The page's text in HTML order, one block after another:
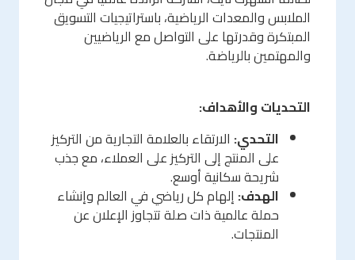
الملابس والمعدات الرياضية، باستراتيجيات التسويق
المبتكرة وقدرتها على التواصل مع الرياضيين
والمهتمين بالرياضة.
التحديات والأهداف:
التحدي: الارتقاء بالعلامة التجارية من التركيز
على المنتج إلى التركيز على العملاء، مع جذب
شريحة سكانية أوسع.
الهدف: إلهام كل رياضي في العالم وإنشاء
حملة عالمية ذات صلة تتجاوز الإعلان عن
المنتجات.